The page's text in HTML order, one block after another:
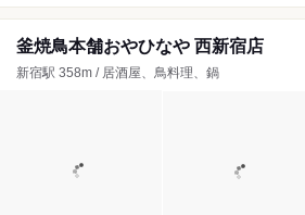
釜焼鳥本舗おやひなや 西新宿店
新宿駅 358m / 居酒屋、鳥料理、鍋